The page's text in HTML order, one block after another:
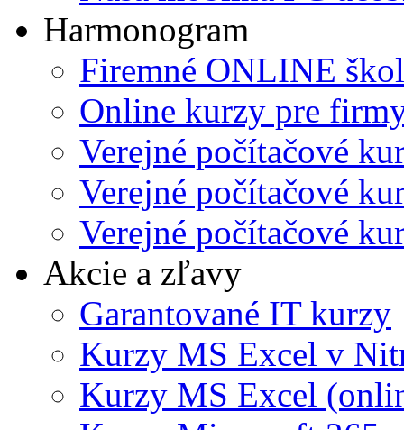
Harmonogram
Firemné ONLINE
Online kurzy pre
Verejné počítačové
Verejné počítačové
Verejné počítačové
Akcie a zľavy
Garantované IT kurzy
Kurzy MS Excel v
Kurzy MS Excel